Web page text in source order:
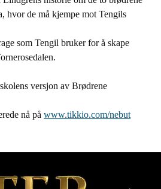
hvor de må kjempe mot Tengils
som Tengil bruker for å skape
versjon av Brødrene
nå på www.tikkio.com/nebut